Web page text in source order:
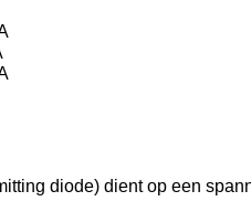
diode) dient op een